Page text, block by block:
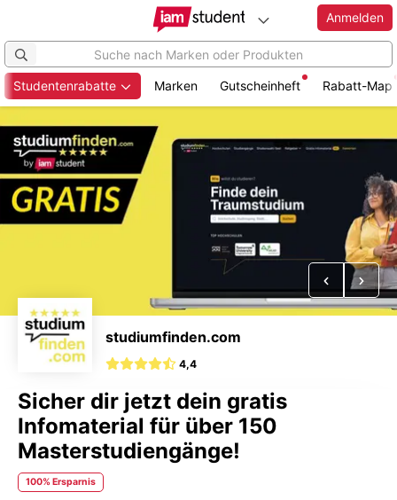
Hauptinhalt
springen
Anmelden
Studentenrabatte Marken Gutscheinheft Rabatt-Map
Vorheriges
studiumfinden.com
4,4
Sicher dir jetzt dein gratis
Infomaterial für über 150
Masterstudiengänge!
100% Ersparnis